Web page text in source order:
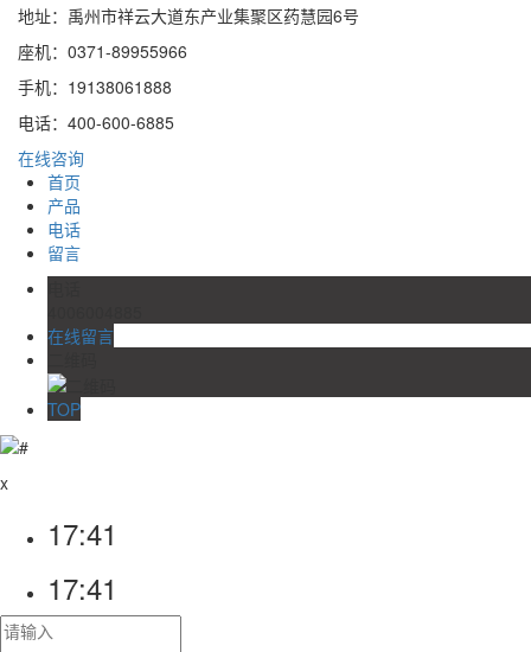
地址：禹州市祥云大道东产业集聚区药慧园6号
座机：0371-89955966
手机：19138061888
电话：400-600-6885
在线咨询
首页
产品
电话
留言
在线留言
TOP
x
17:41
17:41